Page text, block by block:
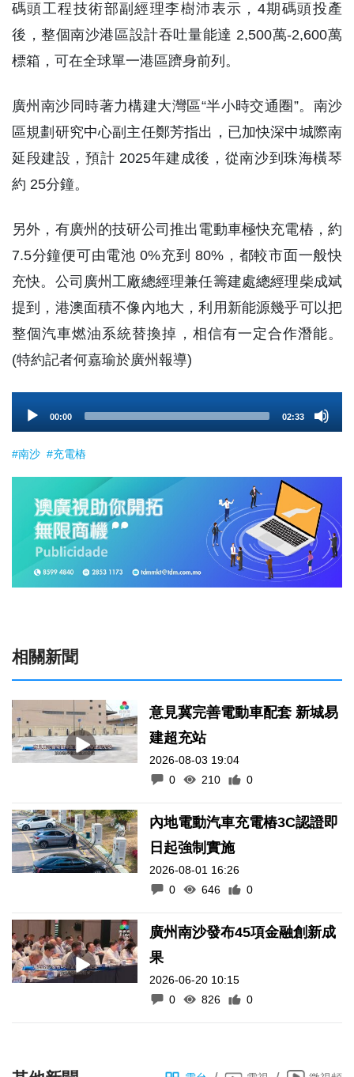
碼頭工程技術部副經理李樹沛表示，4期碼頭投產
後，整個南沙港區設計吞吐量能達 2,500萬-2,600萬
標箱，可在全球單一港區躋身前列。
廣州南沙同時著力構建大灣區“半小時交通圈”。南沙
區規劃研究中心副主任鄭芳指出，已加快深中城際南
延段建設，預計 2025年建成後，從南沙到珠海橫琴
約 25分鐘。
另外，有廣州的技研公司推出電動車極快充電樁，約
7.5分鐘便可由電池 0%充到 80%，都較市面一般快
充快。公司廣州工廠總經理兼任籌建處總經理柴成斌
提到，港澳面積不像內地大，利用新能源幾乎可以把
整個汽車燃油系統替換掉，相信有一定合作潛能。
(特約記者何嘉瑜於廣州報導)
Player
00:00 02:33
#南沙 #充電樁
相關新聞
意見冀完善電動車配套 新城易
建超充站
2026-08-03 19:04
0
210 0
內地電動汽車充電樁3C認證即
日起強制實施
2026-08-01 16:26
0
646 0
廣州南沙發布45項金融創新成
果
2026-06-20 10:15
0
826 0